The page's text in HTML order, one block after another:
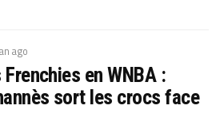
ago
en WNBA :
sort les crocs face